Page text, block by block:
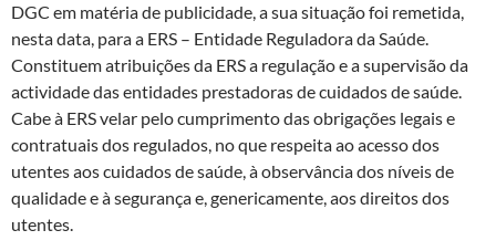
DGC em matéria de publicidade, a sua situação foi remetida,
nesta data, para a ERS – Entidade Reguladora da Saúde.
Constituem atribuições da ERS a regulação e a supervisão da
actividade das entidades prestadoras de cuidados de saúde.
Cabe à ERS velar pelo cumprimento das obrigações legais e
contratuais dos regulados, no que respeita ao acesso dos
utentes aos cuidados de saúde, à observância dos níveis de
qualidade e à segurança e, genericamente, aos direitos dos
utentes.